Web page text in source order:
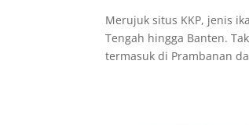
Merujuk situs KKP, jenis
Tengah hingga Banten.
termasuk di Prambanan